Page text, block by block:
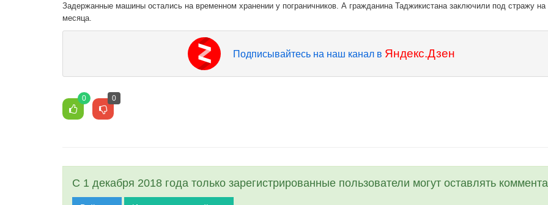
Задержанные машины остались на временном хранении у пограничников. А гражданина Таджикистана заключили под стражу на
месяца.
Подписывайтесь на наш канал в Яндекс.Дзен
0 0
С 1 декабря 2018 года только зарегистрированные пользователи могут оставлять